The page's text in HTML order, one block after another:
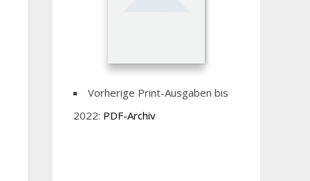
Vorherige Print-Ausgaben bis
2022: PDF-Archiv